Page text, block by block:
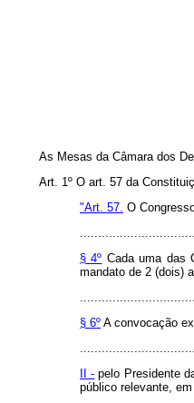
As Mesas da Câmara dos
Art. 1º O art. 57 da
"Art. 57. O
§ 4º Cada uma das
mandato de 2 (dois)
§ 6º A convocação
II - pelo Presidente
público relevante,